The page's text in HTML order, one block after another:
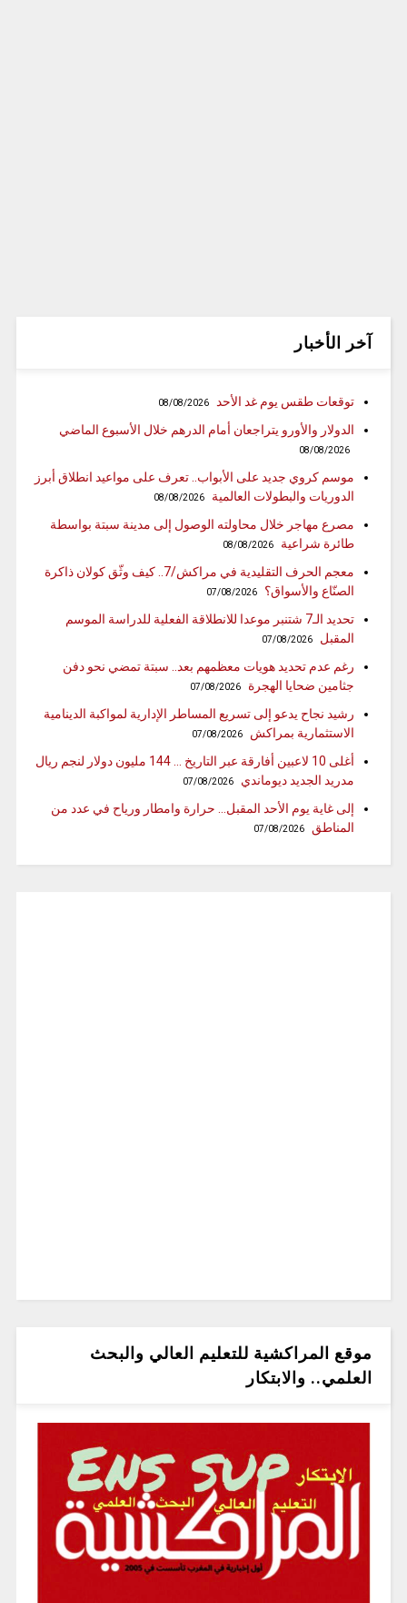
آخر الأخبار
توقعات طقس يوم غد الأحد 08/08/2026
الدولار والأورو يتراجعان أمام الدرهم خلال الأسبوع الماضي
08/08/2026
موسم كروي جديد على الأبواب.. تعرف على مواعيد انطلاق أبرز
الدوريات والبطولات العالمية
08/08/2026
مصرع مهاجر خلال محاولته الوصول إلى مدينة سبتة بواسطة
طائرة شراعية
08/08/2026
معجم الحرف التقليدية في مراكش/7.. كيف وثّق كولان ذاكرة
الصنّاع والأسواق؟
07/08/2026
تحديد الـ7 شتنبر موعدا للانطلاقة الفعلية للدراسة الموسم
المقبل
07/08/2026
رغم عدم تحديد هويات معظمهم بعد.. سبتة تمضي نحو دفن
جثامين ضحايا الهجرة
07/08/2026
رشيد نجاح يدعو إلى تسريع المساطر الإدارية لمواكبة الدينامية
الاستثمارية بمراكش
07/08/2026
أغلى 10 لاعبين أفارقة عبر التاريخ … 144 مليون دولار لنجم ريال
مدريد الجديد ديوماندي
07/08/2026
إلى غاية يوم الأحد المقبل… حرارة وامطار ورياح في عدد من
المناطق
07/08/2026
موقع المراكشية للتعليم العالي والبحث
العلمي.. والابتكار